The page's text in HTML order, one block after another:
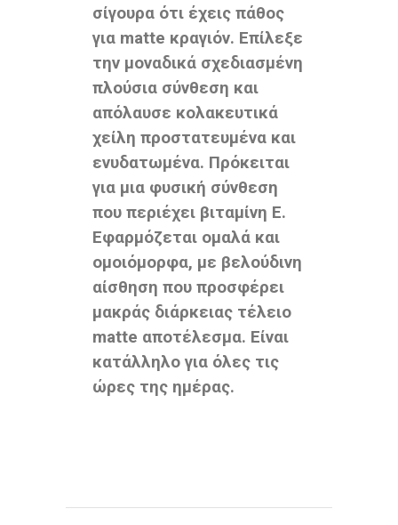
σίγουρα ότι έχεις πάθος
για matte κραγιόν. Επίλεξε
την μοναδικά σχεδιασμένη
πλούσια σύνθεση και
απόλαυσε κολακευτικά
χείλη προστατευμένα και
ενυδατωμένα. Πρόκειται
για μια φυσική σύνθεση
που περιέχει βιταμίνη Ε.
Εφαρμόζεται ομαλά και
ομοιόμορφα, με βελούδινη
αίσθηση που προσφέρει
μακράς διάρκειας τέλειο
matte αποτέλεσμα. Είναι
κατάλληλο για όλες τις
ώρες της ημέρας.